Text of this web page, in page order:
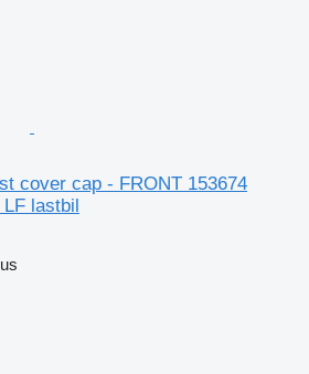
cover cap - FRONT 153674
lastbil